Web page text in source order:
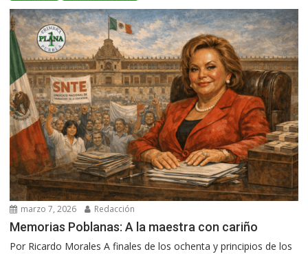
marzo 7, 2026 Redacción
Memorias Poblanas: A la maestra con cariño
Por Ricardo Morales A finales de los ochenta y principios de los